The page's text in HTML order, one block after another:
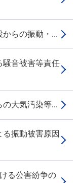
らの振動・...
騒音被害等責任
大気汚染等...
振動被害原因
る公害紛争の